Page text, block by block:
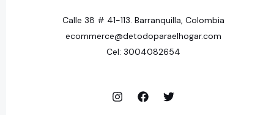
Calle 38 # 41-113. Barranquilla, Colombia
ecommerce@detodoparaelhogar.com
Cel: 3004082654